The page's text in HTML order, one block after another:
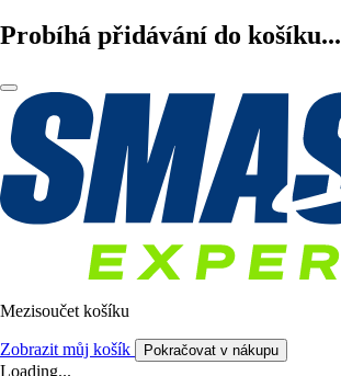
Probíhá přidávání do košíku...
Mezisoučet košíku
Zobrazit můj košík Pokračovat v nákupu
Loading...